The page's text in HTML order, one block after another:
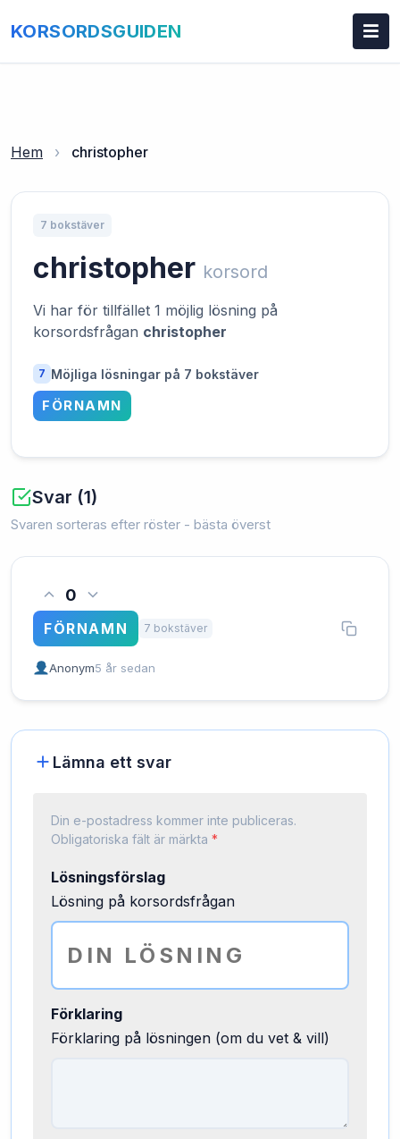
KORSORDSGUIDEN
Hem › christopher
7 bokstäver
christopher korsord
Vi har för tillfället 1 möjlig lösning på
korsordsfrågan christopher
7 Möjliga lösningar på 7 bokstäver
FÖRNAMN
Svar (1)
Svaren sorteras efter röster - bästa överst
0
FÖRNAMN 7 bokstäver
Anonym5 år sedan
Lämna ett svar
Din e-postadress kommer inte publiceras.
Obligatoriska fält är märkta *
Lösningsförslag
Lösning på korsordsfrågan
Förklaring
Förklaring på lösningen (om du vet & vill)